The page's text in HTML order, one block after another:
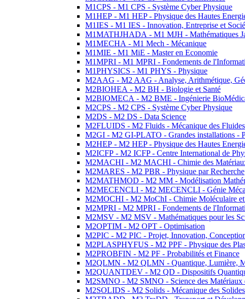
M1CPS - M1 CPS - Système Cyber Physique
M1HEP - M1 HEP - Physique des Hautes
M1IES - M1 IES - Innovation, Entreprise et
M1MATHJHADA - M1 MJH - Mathématiques
M1MECHA - M1 Mech - Mécanique
M1MIE - M1 MiE - Master en Economie
M1MPRI - M1 MPRI - Fondements de
M1PHYSICS - M1 PHYS - Physique
M2AAG - M2 AAG - Analyse, Arithmétique,
M2BIOHEA - M2 BH - Biologie et Santé
M2BIOMECA - M2 BME - Ingénierie
M2CPS - M2 CPS - Système Cyber Physique
M2DS - M2 DS - Data Science
M2FLUIDS - M2 Fluids - Mécanique des Fluides
M2GI - M2 GI-PLATO - Grandes installations -
M2HEP - M2 HEP - Physique des Hautes
M2ICFP - M2 ICFP - Centre International de
M2MACHI - M2 MACHI - Chimie des
M2MARES - M2 PBR - Physique par Recherche
M2MATHMOD - M2 MM - Modélisation
M2MECENCLI - M2 MECENCLI - Génie
M2MOCHI - M2 MoChI - Chimie Moléculaire et
M2MPRI - M2 MPRI - Fondements de
M2MSV - M2 MSV - Mathématiques pour les
M2OPTIM - M2 OPT - Optimisation
M2PIC - M2 PIC - Projet, Innovation,
M2PLASPHYFUS - M2 PPF - Physique des
M2PROBFIN - M2 PF - Probabilités et Finance
M2QLMN - M2 QLMN - Quantique, Lumière,
M2QUANTDEV - M2 QD - Dispositifs
M2SMNO - M2 SMNO - Science des Matériaux
M2SOLIDS - M2 Solids - Mécanique des Solides